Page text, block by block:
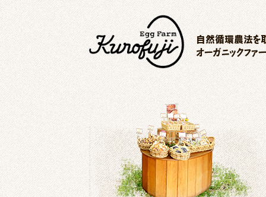
自然循環農法を
オーガニックファ